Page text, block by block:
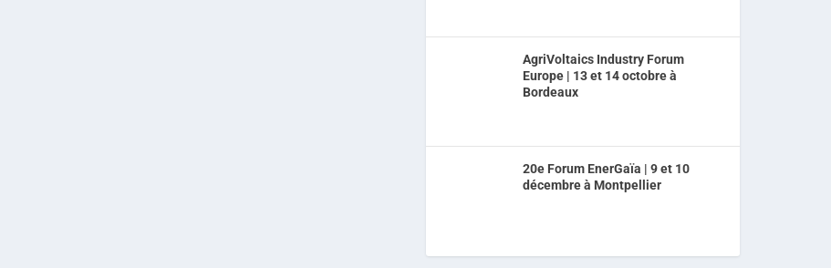
AgriVoltaics Industry Forum
Europe | 13 et 14 octobre à
Bordeaux
20e Forum EnerGaïa | 9 et 10
décembre à Montpellier